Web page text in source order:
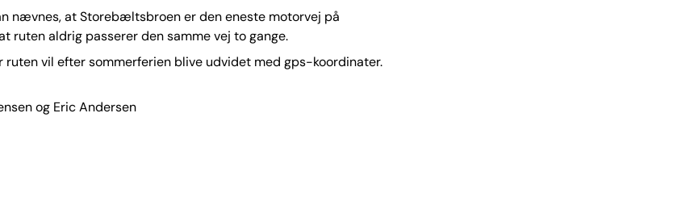
nævnes, at Storebæltsbroen er den eneste motorvej på
ruten aldrig passerer den samme vej to gange.
ruten vil efter sommerferien blive udvidet med gps-koordinater.
og Eric Andersen